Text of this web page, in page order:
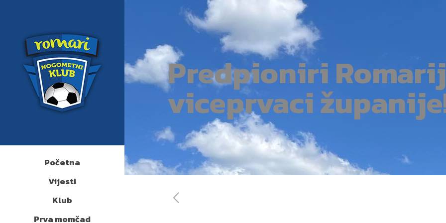
Početna
Vijesti
Klub
Prva momčad
Predpioniri
viceprvaci